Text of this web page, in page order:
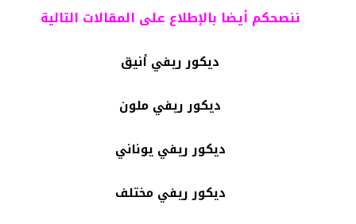
ننصحكم أيضا بالإطلاع على المقالات التالية
ديكور ريفي أنيق
ديكور ريفي ملون
ديكور ريفي يوناني
ديكور ريفي مختلف